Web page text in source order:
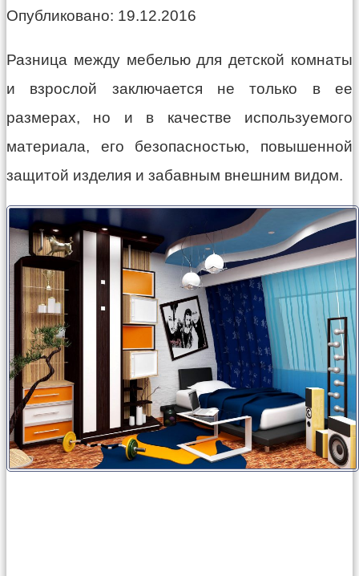
Опубликовано: 19.12.2016
Разница между мебелью для детской комнаты
и взрослой заключается не только в ее
размерах, но и в качестве используемого
материала, его безопасностью, повышенной
защитой изделия и забавным внешним видом.